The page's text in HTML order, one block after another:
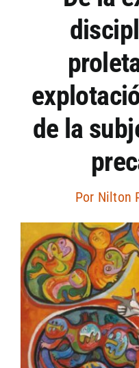
Artículos por autor
Artículos por sección
de la
Por Nilton